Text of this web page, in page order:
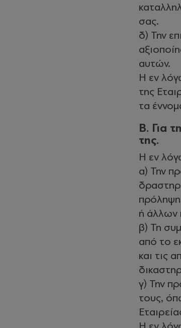
σας.
δ) Την
αυτών.
Η εν
της
τα
Β. Για
της.
Η εν
α) Την
ή άλλων
β) Τη
από το
και τις
γ) Την
τους,